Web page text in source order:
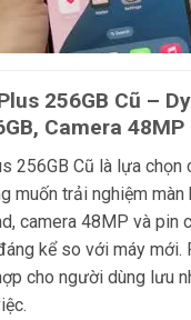
256GB Cũ –
Camera 48MP
256GB Cũ là lựa chọn
muốn trải nghiệm màn
camera 48MP và pin
kể so với máy mới.
cho người dùng lưu